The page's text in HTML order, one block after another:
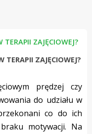
ZAJĘCIOWEJ?
TERAPII ZAJĘCIOWEJ?
prędzej czy
do udziału w
co do ich
motywacji. Na